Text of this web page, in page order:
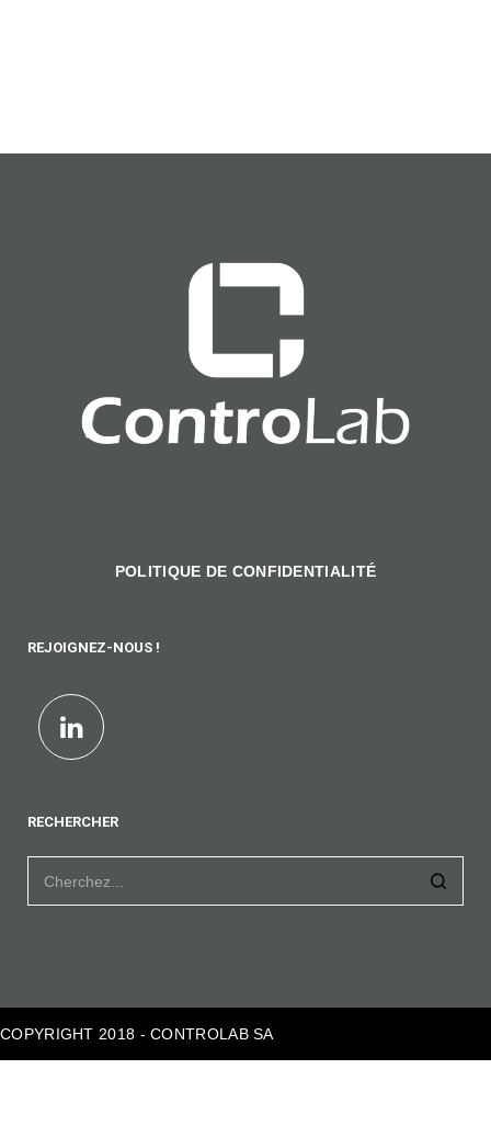
POLITIQUE DE CONFIDENTIALITÉ
REJOIGNEZ-NOUS !
RECHERCHER
COPYRIGHT 2018 - CONTROLAB SA